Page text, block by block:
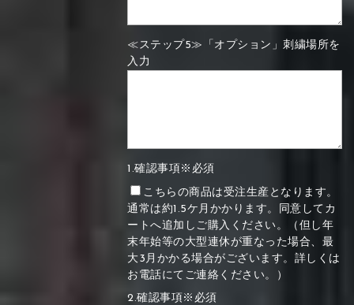
≪ステップ5≫「オプション」刺繍場所を
入力
1.確認事項※必須
こちらの商品は受注生産となります。
通常は約1.5ケ月かかります。同意してカ
ートへ追加しご購入ください。（但し年
末年始等の大型連休が重なった場合、最
大3月かかる場合がございます。詳しくは
お電話にてご連絡ください。）
2.確認事項※必須